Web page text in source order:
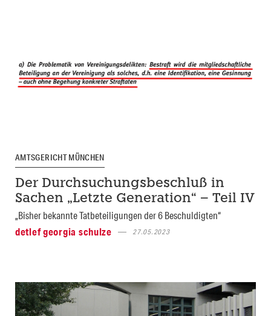
AMTSGERICHT MÜNCHEN
Der Durchsuchungsbeschluß in
Sachen „Letzte Generation“ – Teil IV
„Bisher bekannte Tatbeteiligungen der 6 Beschuldigten“
detlef georgia schulze
27.05.2023